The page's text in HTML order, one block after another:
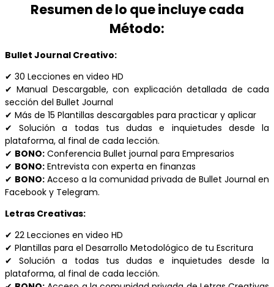
Resumen de lo que incluye cada
Método:
Bullet Journal Creativo:
✔ 30 Lecciones en video HD
✔ Manual Descargable, con explicación detallada de cada
sección del Bullet Journal
✔ Más de 15 Plantillas descargables para practicar y aplicar
✔Solución a todas tus dudas e inquietudes desde la
plataforma, al final de cada lección.
✔ BONO: Conferencia Bullet journal para Empresarios
✔ BONO: Entrevista con experta en finanzas
✔ BONO: Acceso a la comunidad privada de Bullet Journal en
Facebook y Telegram.
Letras Creativas:
✔ 22 Lecciones en video HD
✔ Plantillas para el Desarrollo Metodológico de tu Escritura
✔Solución a todas tus dudas e inquietudes desde la
plataforma, al final de cada lección.